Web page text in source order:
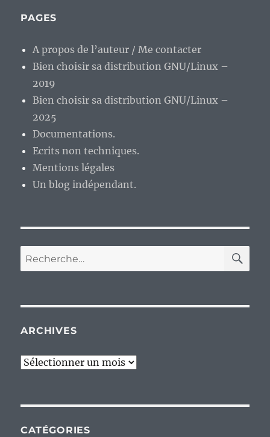
PAGES
A propos de l’auteur / Me contacter
Bien choisir sa distribution GNU/Linux –
2019
Bien choisir sa distribution GNU/Linux –
2025
Documentations.
Ecrits non techniques.
Mentions légales
Un blog indépendant.
Recherche
pour :
ARCHIVES
Archives
CATÉGORIES